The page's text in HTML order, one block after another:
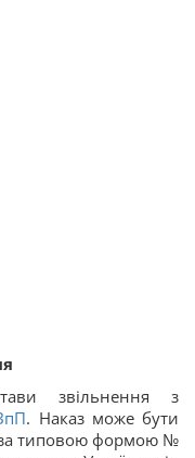
звільнення з
. Наказ може бути
за типовою формою №